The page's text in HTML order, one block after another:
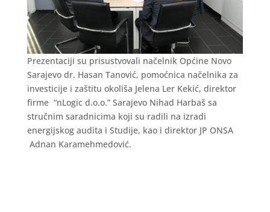
Prezentaciji su prisustvovali načelnik Općine Novo
Sarajevo dr. Hasan Tanović, pomoćnica načelnika za
investicije i zaštitu okoliša Jelena Ler Kekić, direktor
firme “nLogic d.o.o.” Sarajevo Nihad Harbaš sa
stručnim saradnicima koji su radili na izradi
energijskog audita i Studije, kao i direktor JP ONSA
Adnan Karamehmedović.